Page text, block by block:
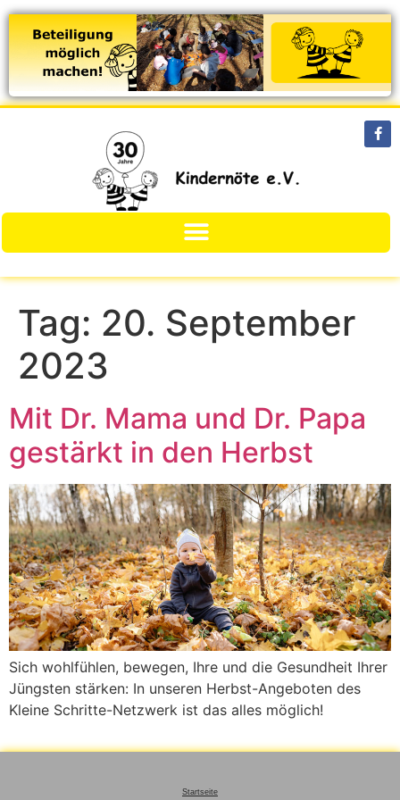
Tag: 20. September
2023
Mit Dr. Mama und Dr. Papa
gestärkt in den Herbst
Sich wohlfühlen, bewegen, Ihre und die Gesundheit Ihrer
Jüngsten stärken: In unseren Herbst-Angeboten des
Kleine Schritte-Netzwerk ist das alles möglich!
Startseite